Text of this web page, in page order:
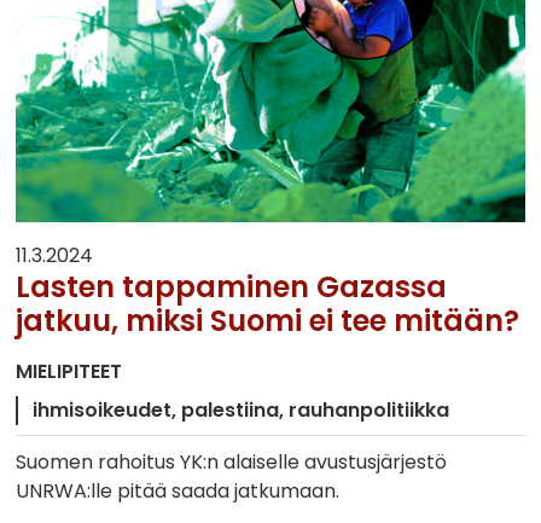
11.3.2024
Lasten tappaminen Gazassa
jatkuu, miksi Suomi ei tee mitään?
MIELIPITEET
ihmisoikeudet palestiina rauhanpolitiikka
Suomen rahoitus YK:n alaiselle avustusjärjestö
UNRWA:lle pitää saada jatkumaan.